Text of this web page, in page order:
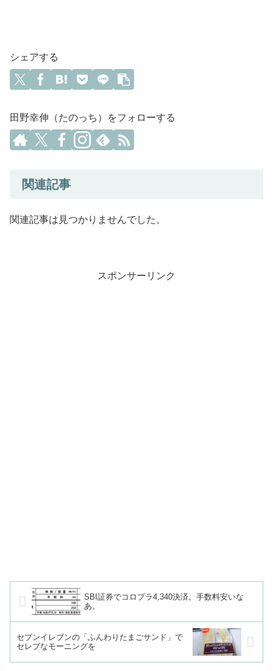
シェアする
田野幸伸（たのっち）をフォローする
関連記事
関連記事は見つかりませんでした。
スポンサーリンク
SBI証券でコロプラ4,340決済。手数料安いな
あ。
セブンイレブンの「ふんわりたまごサンド」で
セレブなモーニングを